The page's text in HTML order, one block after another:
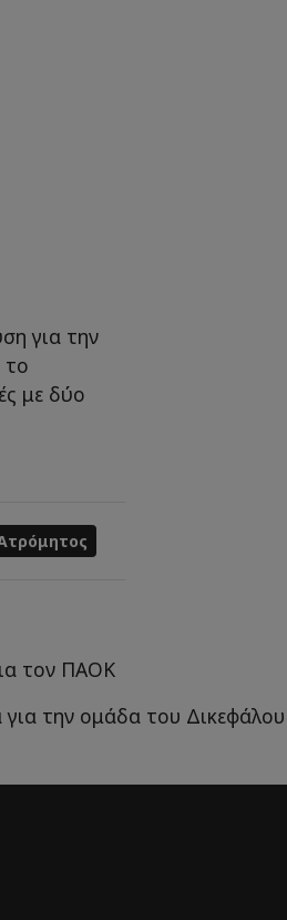
για την
το
με δύο
τον ΠΑΟΚ
για την ομάδα του Δικεφάλου